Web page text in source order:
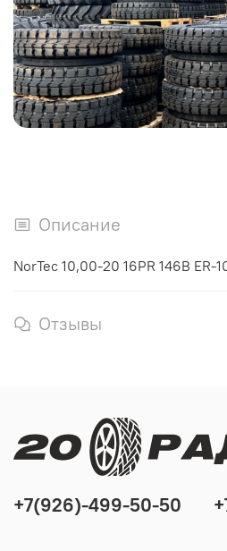
Описание
NorTec 10,00-20 16PR 146B
Отзывы
+7(926)-499-50-50